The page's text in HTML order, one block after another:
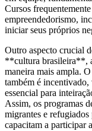
Cursos
empreendedorismo,
iniciar seus próprios
Outro aspecto crucial
**cultura brasileira**,
maneira mais ampla.
também é
essencial para
Assim, os programas
migrantes e refugiados
capacitam a participar